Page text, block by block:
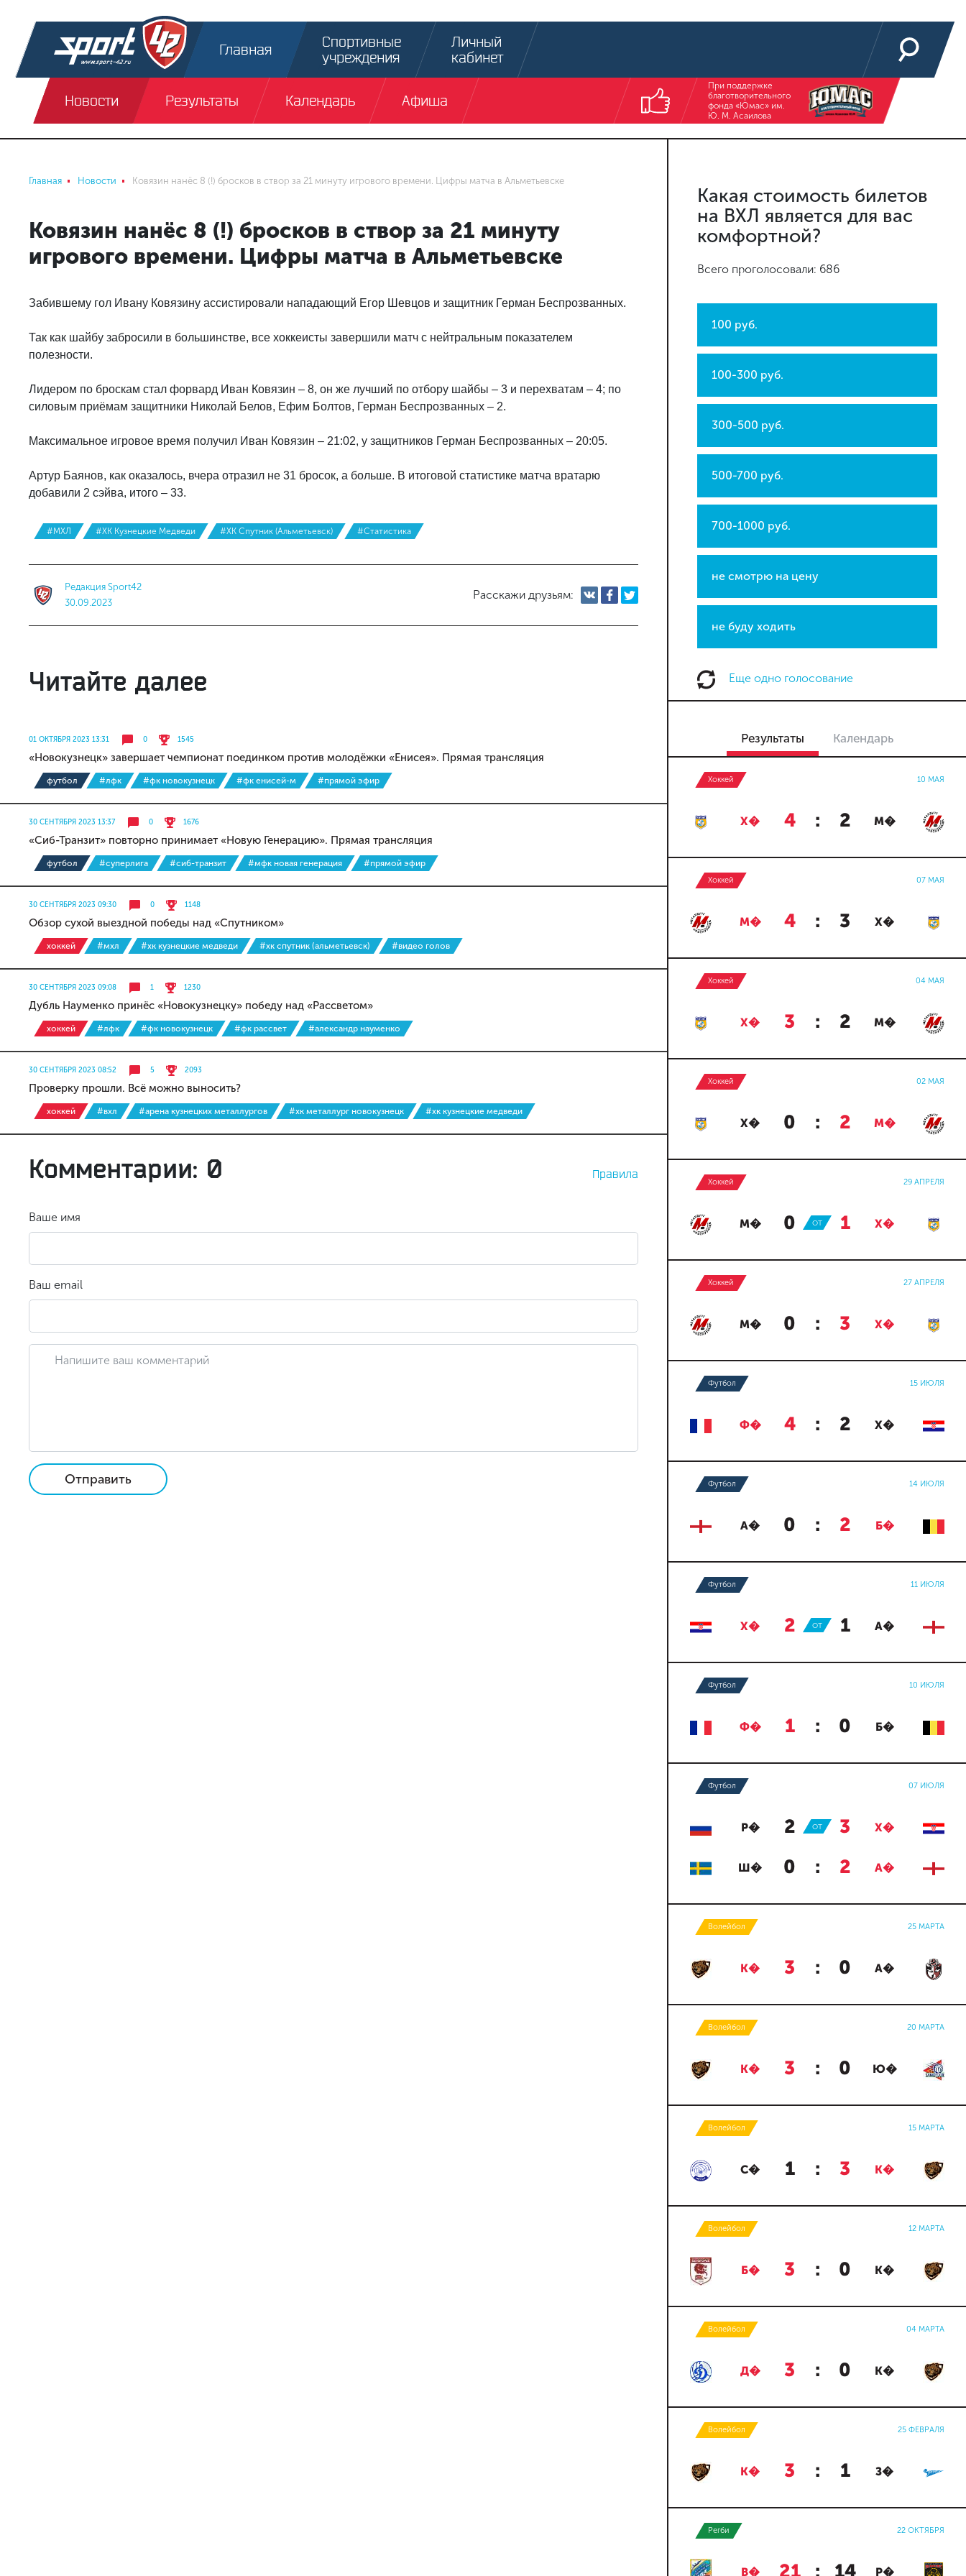
Главная
Спортивные
учреждения
Личный
кабинет
Новости Результаты Календарь Афиша
При поддержке
благотворительного
фонда «Юмас» им.
Ю. М. Асаилова
Главная Новости Ковязин нанёс 8 (!) бросков в створ за 21 минуту игрового времени. Цифры матча в Альметьевске
Ковязин нанёс 8 (!) бросков в створ за 21 минуту
игрового времени. Цифры матча в Альметьевске
Забившему гол Ивану Ковязину ассистировали нападающий Егор Шевцов и защитник Герман Беспрозванных.
Так как шайбу забросили в большинстве, все хоккеисты завершили матч с нейтральным показателем
полезности.
Лидером по броскам стал форвард Иван Ковязин – 8, он же лучший по отбору шайбы – 3 и перехватам – 4; по
силовым приёмам защитники Николай Белов, Ефим Болтов, Герман Беспрозванных – 2.
Максимальное игровое время получил Иван Ковязин – 21:02, у защитников Герман Беспрозванных – 20:05.
Артур Баянов, как оказалось, вчера отразил не 31 бросок, а больше. В итоговой статистике матча вратарю
добавили 2 сэйва, итого – 33.
#МХЛ #ХК Кузнецкие Медведи #ХК Спутник (Альметьевск) #Статистика
Редакция Sport42
30.09.2023
Расскажи друзьям:
Читайте далее
01 ОКТЯБРЯ 2023 13:31 0 1545
«Новокузнецк» завершает чемпионат поединком против молодёжки «Енисея». Прямая трансляция
футбол #лфк #фк новокузнецк #фк енисей-м #прямой эфир
30 СЕНТЯБРЯ 2023 13:37 0 1676
«Сиб-Транзит» повторно принимает «Новую Генерацию». Прямая трансляция
футбол #суперлига #сиб-транзит #мфк новая генерация #прямой эфир
30 СЕНТЯБРЯ 2023 09:30 0 1148
Обзор сухой выездной победы над «Спутником»
хоккей #мхл #хк кузнецкие медведи #хк спутник (альметьевск) #видео голов
30 СЕНТЯБРЯ 2023 09:08 1 1230
Дубль Науменко принёс «Новокузнецку» победу над «Рассветом»
хоккей #лфк #фк новокузнецк #фк рассвет #александр науменко
30 СЕНТЯБРЯ 2023 08:52 5 2093
Проверку прошли. Всё можно выносить?
хоккей #вхл #арена кузнецких металлургов #хк металлург новокузнецк #хк кузнецкие медведи
Комментарии: 0 Правила
Ваше имя
Ваш email
Отправить
Какая стоимость билетов
на ВХЛ является для вас
комфортной?
Всего проголосовали: 686
100 руб.
100-300 руб.
300-500 руб.
500-700 руб.
700-1000 руб.
не смотрю на цену
не буду ходить
Еще одно голосование
Результаты Календарь
Хоккей 10 МАЯ
Х� 4 : 2 М�
Хоккей 07 МАЯ
М� 4 : 3 Х�
Хоккей 04 МАЯ
Х� 3 : 2 М�
Хоккей 02 МАЯ
Х� 0 : 2 М�
Хоккей 29 АПРЕЛЯ
М� 0 : 1 Х�
ОТ
Хоккей 27 АПРЕЛЯ
М� 0 : 3 Х�
Футбол 15 ИЮЛЯ
Ф� 4 : 2 Х�
Футбол 14 ИЮЛЯ
А� 0 : 2 Б�
Футбол 11 ИЮЛЯ
Х� 2 : 1 А�
ОТ
Футбол 10 ИЮЛЯ
Ф� 1 : 0 Б�
Футбол 07 ИЮЛЯ
Р� 2 : 3 Х�
ОТ
Ш� 0 : 2 А�
Волейбол 25 МАРТА
К� 3 : 0 А�
Волейбол 20 МАРТА
К� 3 : 0 Ю�
Волейбол 15 МАРТА
С� 1 : 3 К�
Волейбол 12 МАРТА
Б� 3 : 0 К�
Волейбол 04 МАРТА
Д� 3 : 0 К�
Волейбол 25 ФЕВРАЛЯ
К� 3 : 1 З�
Регби 22 ОКТЯБРЯ
В� 21 : 14 Р�